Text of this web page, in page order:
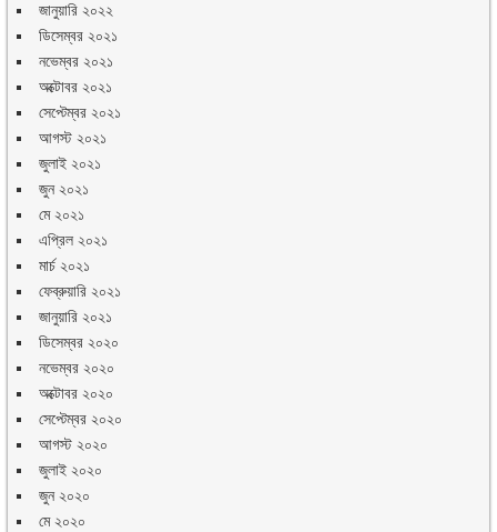
জানুয়ারি ২০২২
ডিসেম্বর ২০২১
নভেম্বর ২০২১
অক্টোবর ২০২১
সেপ্টেম্বর ২০২১
আগস্ট ২০২১
জুলাই ২০২১
জুন ২০২১
মে ২০২১
এপ্রিল ২০২১
মার্চ ২০২১
ফেব্রুয়ারি ২০২১
জানুয়ারি ২০২১
ডিসেম্বর ২০২০
নভেম্বর ২০২০
অক্টোবর ২০২০
সেপ্টেম্বর ২০২০
আগস্ট ২০২০
জুলাই ২০২০
জুন ২০২০
মে ২০২০